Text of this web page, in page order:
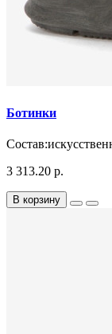
Ботинки
3 313.20 р.
В корзину